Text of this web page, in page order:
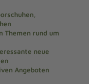
Themen rund um
neue
Angeboten